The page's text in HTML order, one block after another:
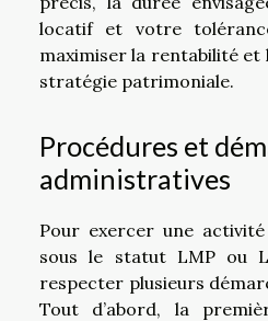
locatif et votre
maximiser la rentabilité et
stratégie patrimoniale.
Procédures et
administratives
Pour exercer une
sous le statut LMP ou
respecter plusieurs
Tout d’abord, la